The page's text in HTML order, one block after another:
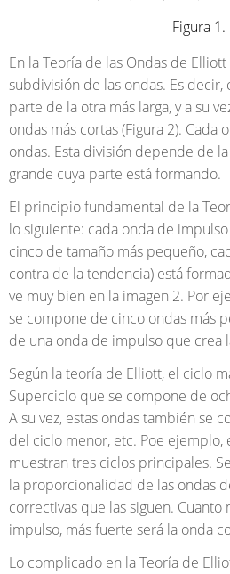
Figura 1.
En la Teoría de las Ondas de
subdivisión de las ondas. Es
parte de la otra más larga, y a su
ondas más cortas (Figura 2). Cada
ondas. Esta división depende de
grande cuya parte está formando.
El principio fundamental de la
lo siguiente: cada onda de
cinco de tamaño más pequeño,
contra de la tendencia) está
ve muy bien en la imagen 2. Por
se compone de cinco ondas más
de una onda de impulso que crea
Según la teoría de Elliott, el ciclo
Superciclo que se compone de
A su vez, estas ondas también se
del ciclo menor, etc. Poe ejemplo,
muestran tres ciclos principales.
la proporcionalidad de las ondas
correctivas que las siguen. Cuanto
impulso, más fuerte será la onda
Lo complicado en la Teoría de